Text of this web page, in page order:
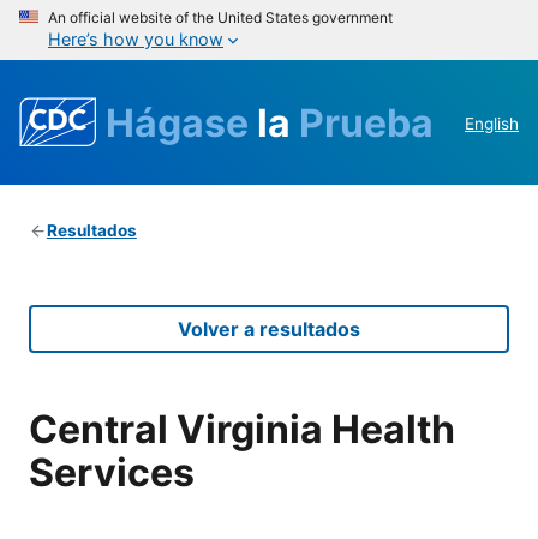
An official website of the United States government
Here’s how you know
Hágase la Prueba English
Resultados
Volver a resultados
Central Virginia Health
Services